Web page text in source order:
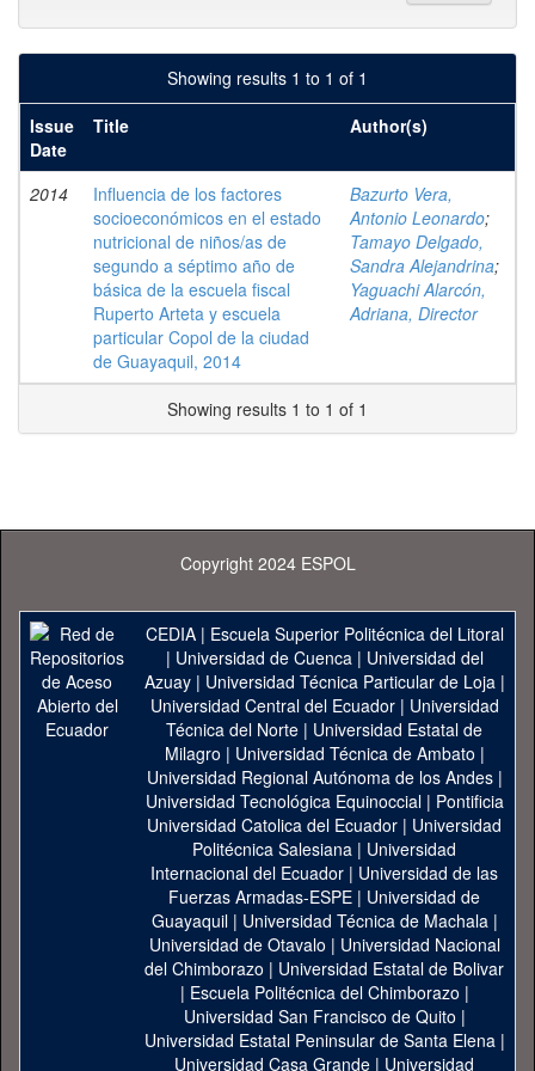
Showing results 1 to 1 of 1
Issue
Date
Title Author(s)
2014
Influencia de los factores
socioeconómicos en el estado
nutricional de niños/as de
segundo a séptimo año de
básica de la escuela fiscal
Ruperto Arteta y escuela
particular Copol de la ciudad
de Guayaquil, 2014
Bazurto Vera,
Antonio Leonardo;
Tamayo Delgado,
Sandra Alejandrina;
Yaguachi Alarcón,
Adriana, Director
Showing results 1 to 1 of 1
Copyright 2024 ESPOL
CEDIA| Escuela Superior Politécnica del Litoral
| Universidad de Cuenca| Universidad del
Azuay| Universidad Técnica Particular de Loja|
Universidad Central del Ecuador| Universidad
Técnica del Norte | Universidad Estatal de
Milagro | Universidad Técnica de Ambato |
Universidad Regional Autónoma de los Andes|
Universidad Tecnológica Equinoccial| Pontificia
Universidad Catolica del Ecuador | Universidad
Politécnica Salesiana | Universidad
Internacional del Ecuador | Universidad de las
Fuerzas Armadas-ESPE | Universidad de
Guayaquil| Universidad Técnica de Machala|
Universidad de Otavalo | Universidad Nacional
del Chimborazo | Universidad Estatal de Bolivar
| Escuela Politécnica del Chimborazo |
Universidad San Francisco de Quito |
Universidad Estatal Peninsular de Santa Elena|
Universidad Casa Grande | Universidad